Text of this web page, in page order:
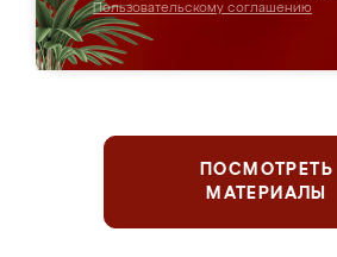
Пользовательскому соглашению
ПОСМОТРЕТЬ
МАТЕРИАЛЫ